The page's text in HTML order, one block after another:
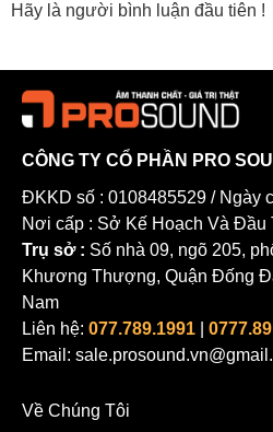
Hãy là người bình luận đầu tiên !
CÔNG TY CỔ PHẦN PRO
ĐKKD số : 0108485529 / Ngày
Nơi cấp : Sở Kế Hoạch Và Đầu
Trụ sở : Số nhà 09, ngõ 205,
Khương Thượng, Quận Đống
Nam
Liên hệ: 077.789.1991
Email:
Về Chúng Tôi